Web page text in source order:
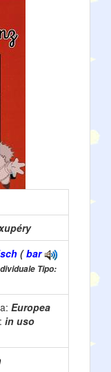
(bar
Tipo:
Europea
in uso